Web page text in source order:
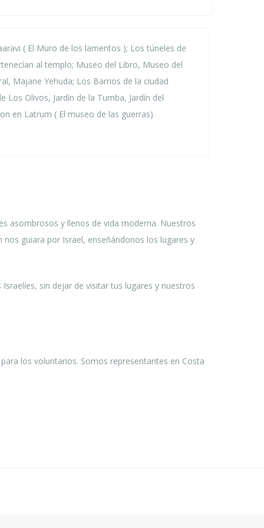
( El Muro de los lamentos ); Los túneles de
al templo; Museo del Libro, Museo del
Majane Yehuda; Los Barrios de la ciudad
Los Olivos, Jardín de la Tumba, Jardín del
en Latrum ( El museo de las guerras)
asombrosos y llenos de vida moderna. Nuestros
guiara por Israel, enseñándonos los lugares y
sin dejar de visitar tus lugares y nuestros
los voluntarios. Somos representantes en Costa